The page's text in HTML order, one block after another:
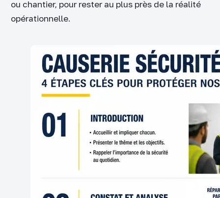
ou chantier, pour rester au plus près de la réalité
opérationnelle.